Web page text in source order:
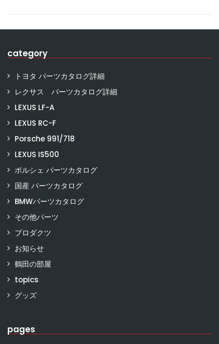
category
トヨタ パーツカタログ詳細
レクサス パーツカタログ詳細
LEXUS LF-A
LEXUS RC-F
Porsche 991/718
LEXUS IS500
ポルシェ パーツカタログ
国産 パーツカタログ
BMWパーツカタログ
その他パーツ
プロダクツ
お知らせ
鶴田の部屋
topics
グッズ
pages